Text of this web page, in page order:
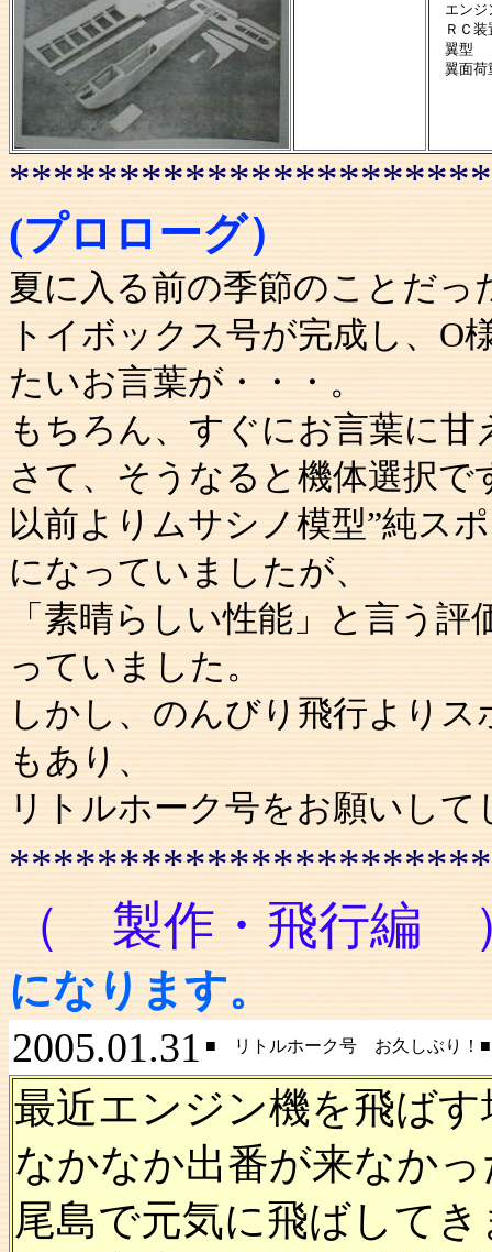
エン
ＲＣ
翼
翼面荷
(プロローグ）
夏に入る前の季節のことだっ
トイボックス号が完成し、O
たいお言葉が・・・。
もちろん、すぐにお言葉に甘
さて、そうなると機体選択で
以前よりムサシノ模型”純ス
になっていましたが、
「素晴らしい性能」と言う
っていました。
しかし、のんびり飛行より
もあり、
リトルホーク号をお願いして
（ 製作・飛行
になります。
2005.01.31 ■ リトルホーク号 お久しぶり！■
最近エンジン機を飛ば
なかなか出番が来なか
尾島で元気に飛ばして